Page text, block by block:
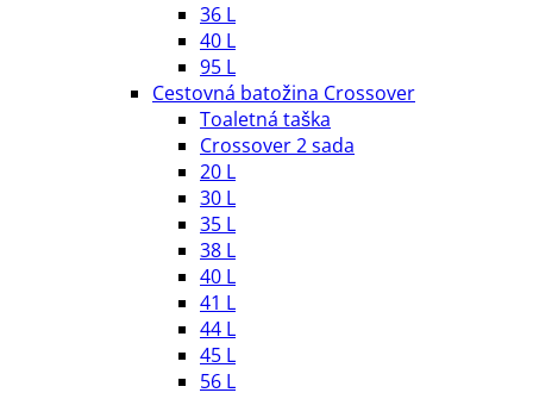
36 L
40 L
95 L
Cestovná batožina Crossover
Toaletná taška
Crossover 2 sada
20 L
30 L
35 L
38 L
40 L
41 L
44 L
45 L
56 L